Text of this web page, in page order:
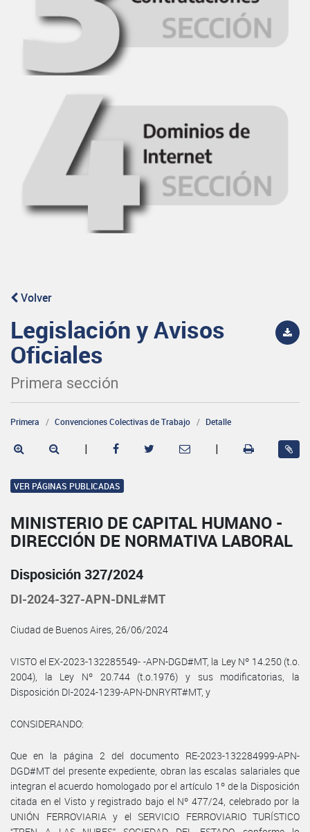
Volver
Legislación y Avisos
Oficiales
Primera sección
Primera Convenciones Colectivas de Trabajo Detalle
| |
VER PÁGINAS PUBLICADAS
MINISTERIO DE CAPITAL HUMANO -
DIRECCIÓN DE NORMATIVA LABORAL
Disposición 327/2024
DI-2024-327-APN-DNL#MT
Ciudad de Buenos Aires, 26/06/2024
VISTO el EX-2023-132285549- -APN-DGD#MT, la Ley Nº 14.250 (t.o.
2004), la Ley Nº 20.744 (t.o.1976) y sus modificatorias, la
Disposición DI-2024-1239-APN-DNRYRT#MT, y
CONSIDERANDO:
Que en la página 2 del documento RE-2023-132284999-APN-
DGD#MT del presente expediente, obran las escalas salariales que
integran el acuerdo homologado por el artículo 1º de la Disposición
citada en el Visto y registrado bajo el Nº 477/24, celebrado por la
UNIÓN FERROVIARIA y el SERVICIO FERROVIARIO TURÍSTICO